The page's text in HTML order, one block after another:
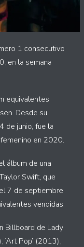
1 consecutivo
en la semana
equivalentes
Desde su
de junio, fue la
en 2020.
álbum de una
Swift, que
7 de septiembre
vendidas.
Billboard de Lady
‘Art Pop’ (2013),